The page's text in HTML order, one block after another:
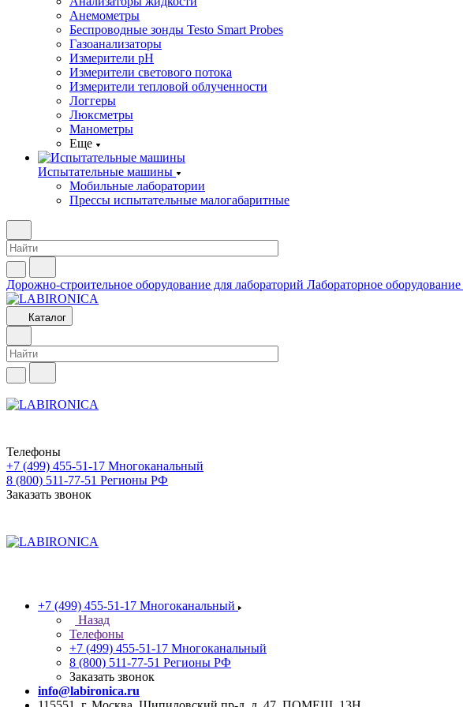
Анемометры
Беспроводные зонды Testo Smart Probes
Газоанализаторы
Измерители pH
Измерители светового потока
Измерители тепловой облученности
Логгеры
Люксметры
Манометры
Еще
Испытательные машины
Мобильные лаборатории
Прессы испытательные малогабаритные
Дорожно-строительное оборудование для лабораторий Лабораторное оборудование
Каталог
Телефоны
+7 (499) 455-51-17 Многоканальный
8 (800) 511-77-51 Регионы РФ
Заказать звонок
+7 (499) 455-51-17 Многоканальный
Назад
Телефоны
+7 (499) 455-51-17 Многоканальный
8 (800) 511-77-51 Регионы РФ
Заказать звонок
info@labironica.ru